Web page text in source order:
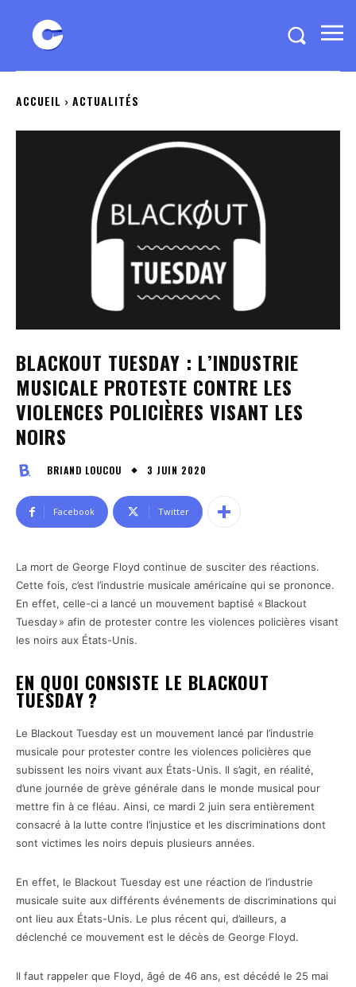
ACCUEIL ACTUALITÉS
BLACKOUT TUESDAY : L’INDUSTRIE
MUSICALE PROTESTE CONTRE LES
VIOLENCES POLICIÈRES VISANT LES
NOIRS
BRIAND LOUCOU 3 JUIN 2020
Facebook Twitter
La mort de George Floyd continue de susciter des réactions.
Cette fois, c’est l’industrie musicale américaine qui se prononce.
En effet, celle-ci a lancé un mouvement baptisé « Blackout
Tuesday » afin de protester contre les violences policières visant
les noirs aux États-Unis.
EN QUOI CONSISTE LE BLACKOUT
TUESDAY ?
Le Blackout Tuesday est un mouvement lancé par l’industrie
musicale pour protester contre les violences policières que
subissent les noirs vivant aux États-Unis. Il s’agit, en réalité,
d’une journée de grève générale dans le monde musical pour
mettre fin à ce fléau. Ainsi, ce mardi 2 juin sera entièrement
consacré à la lutte contre l’injustice et les discriminations dont
sont victimes les noirs depuis plusieurs années.
En effet, le Blackout Tuesday est une réaction de l’industrie
musicale suite aux différents événements de discriminations qui
ont lieu aux États-Unis. Le plus récent qui, d’ailleurs, a
déclenché ce mouvement est le décès de George Floyd.
Il faut rappeler que Floyd, âgé de 46 ans, est décédé le 25 mai